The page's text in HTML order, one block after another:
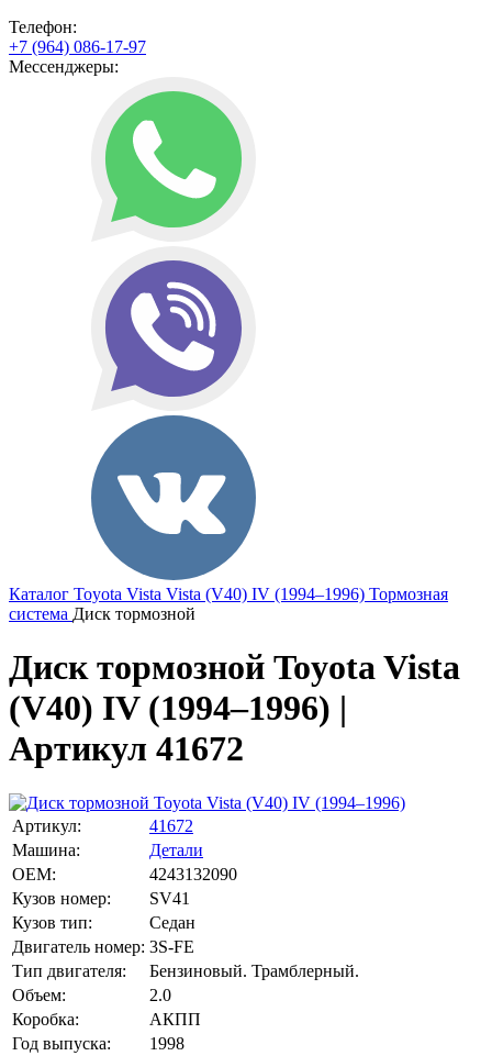
Телефон:
+7 (964) 086-17-97
Мессенджеры:
Каталог Toyota Vista Vista (V40) IV (1994–1996) Тормозная
система Диск тормозной
Диск тормозной Toyota Vista
(V40) IV (1994–1996) |
Артикул 41672
Артикул:
41672
Машина:
Детали
OEM:
4243132090
Кузов номер:
SV41
Кузов тип:
Седан
Двигатель номер: 3S-FE
Тип двигателя:
Бензиновый. Трамблерный.
Объем:
2.0
Коробка:
АКПП
Год выпуска:
1998